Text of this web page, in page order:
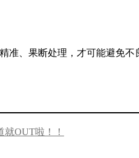
准、果断处理，才可能避免
就OUT啦！！